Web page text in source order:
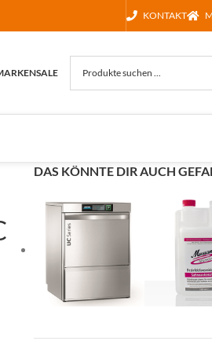
KONTAKT
SALE
DAS KÖNNTE DIR AUCH